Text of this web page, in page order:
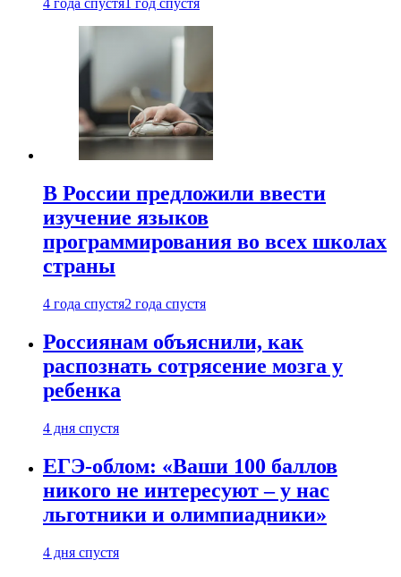
4 года спустя 1 год спустя
В России предложили ввести
изучение языков
программирования во всех школах
страны
4 года спустя2 года спустя
Россиянам объяснили, как
распознать сотрясение мозга у
ребенка
4 дня спустя
ЕГЭ-облом: «Ваши 100 баллов
никого не интересуют – у нас
льготники и олимпиадники»
4 дня спустя